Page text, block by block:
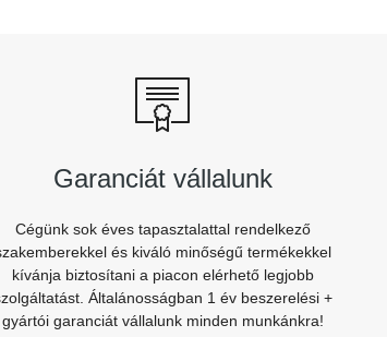
Garanciát vállalunk
Cégünk sok éves tapasztalattal rendelkező
és kiváló minőségű termékekkel
kívánja biztosítani a piacon elérhető legjobb
Általánosságban 1 év beszerelési +
gyártói garanciát vállalunk minden munkánkra!